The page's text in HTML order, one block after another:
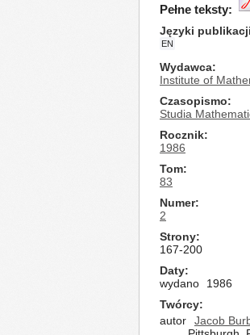
Pełne teksty:
Języki publikacji
EN
Wydawca
Institute of
Czasopismo
Studia
Rocznik
1986
Tom
83
Numer
2
Strony
167-200
Daty
wydano
1986
Twórcy
autor
Jacob